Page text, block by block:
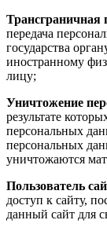
Трансграничная
передача
государства
иностранному
лицу;
Уничтожение
результате
персональных
персональных
уничтожаются
Пользователь
доступ к сайту,
данный сайт для